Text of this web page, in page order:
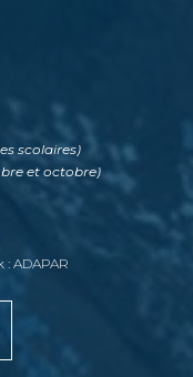
scolaires)
et octobre)
ADAPAR